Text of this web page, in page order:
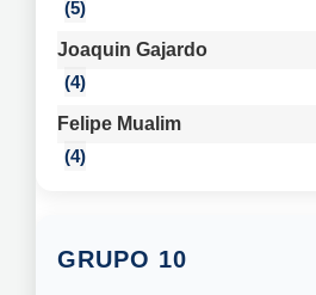
5
Joaquin Gajardo
4
Felipe Mualim
4
10